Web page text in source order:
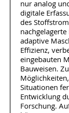
nur analog
digitale
des
adaptive
Effizienz,
eingebauten
Bauweisen.
Situationen
Entwicklung
Forschung.